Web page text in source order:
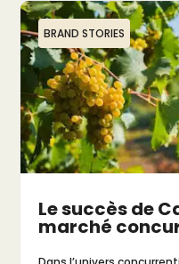
BRAND STORIES
Le succès de
marché